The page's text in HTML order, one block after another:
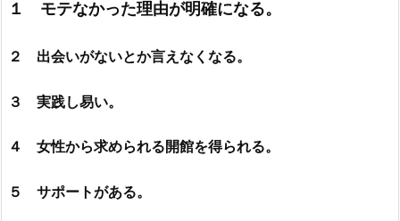
１ モテなかった理由が明確になる。
２ 出会いがないとか言えなくなる。
３ 実践し易い。
４ 女性から求められる開館を得られる。
５ サポートがある。